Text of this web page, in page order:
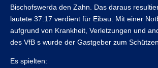
Bischofswerda den Zahn. Das daraus
lautete 37:17 verdient für Eibau. Mit einer
aufgrund von Krankheit, Verletzungen und
des VfB s wurde der Gastgeber zum
Es spielten: